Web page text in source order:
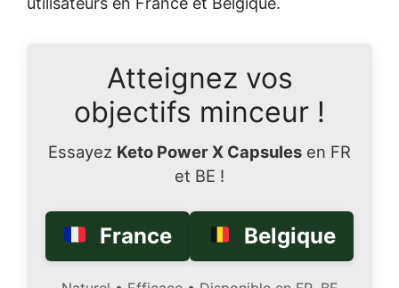
Atteignez vos
objectifs minceur !
Essayez Keto Power X Capsules en FR
et BE !
France Belgique